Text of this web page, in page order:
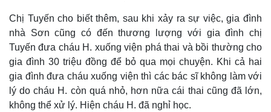
Chị Tuyến cho biết thêm, sau khi xảy ra sự việc, gia đình
nhà Sơn cũng có đến thương lượng với gia đình chị
Tuyến đưa cháu H. xuống viện phá thai và bồi thường cho
gia đình 30 triệu đồng để bỏ qua mọi chuyện. Khi cả hai
gia đình đưa cháu xuống viện thì các bác sĩ không làm với
lý do cháu H. còn quá nhỏ, hơn nữa cái thai cũng đã lớn,
không thể xử lý. Hiện cháu H. đã nghỉ học.